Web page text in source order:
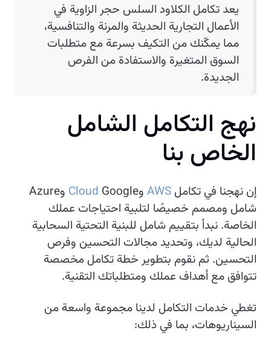
يعد تكامل الكلاود السلس حجر الزاوية في
الأعمال التجارية الحديثة والمرنة والتنافسية،
مما يمكّنك من التكيف بسرعة مع متطلبات
السوق المتغيرة والاستفادة من الفرص
الجديدة.
نهج التكامل الشامل
الخاصبنا
إن نهجنا في تكامل AWS وGoogle Cloud وAzure
شامل ومصمم خصيصًا لتلبية احتياجات عملك
الخاصة. نبدأ بتقييم شامل للبنية التحتية السحابية
الحالية لديك، وتحديد مجالات التحسين وفرص
التحسين. ثم نقوم بتطوير خطة تكامل مخصصة
تتوافق مع أهداف عملك ومتطلباتك التقنية.
تغطي خدمات التكامل لدينا مجموعة واسعة من
السيناريوهات، بما في ذلك: